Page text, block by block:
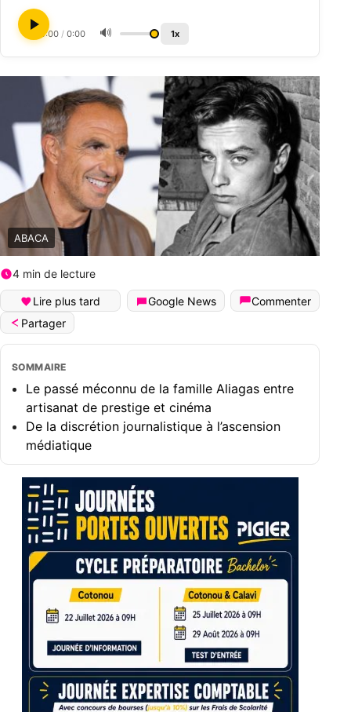
0:00 / 0:00 🔊 1x
ABACA
4 min de lecture
Lire plus tard Google News
Commenter
Partager
SOMMAIRE
Le passé méconnu de la famille Aliagas entre
artisanat de prestige et cinéma
De la discrétion journalistique à l’ascension
médiatique